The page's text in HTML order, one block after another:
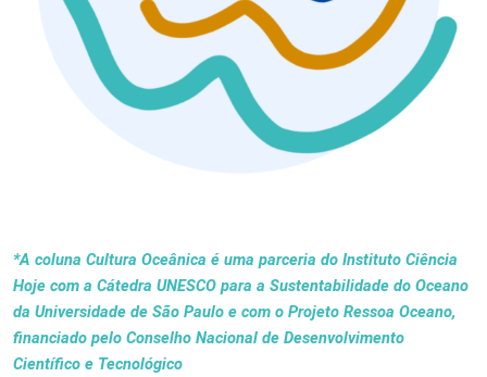
*A coluna Cultura Oceânica é uma parceria do Instituto Ciência
Hoje com a Cátedra UNESCO para a Sustentabilidade do Oceano
da Universidade de São Paulo e com o Projeto Ressoa Oceano,
financiado pelo Conselho Nacional de Desenvolvimento
Científico e Tecnológico